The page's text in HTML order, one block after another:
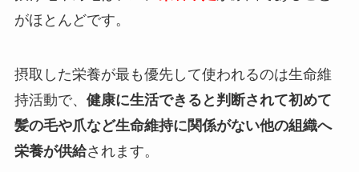
がほとんどです。
摂取した栄養が最も優先して使われるのは生命維
持活動で、 健康に生活できると判断されて初めて
髪の毛や爪など生命維持に関係がない他の組織へ
栄養が供給されます。